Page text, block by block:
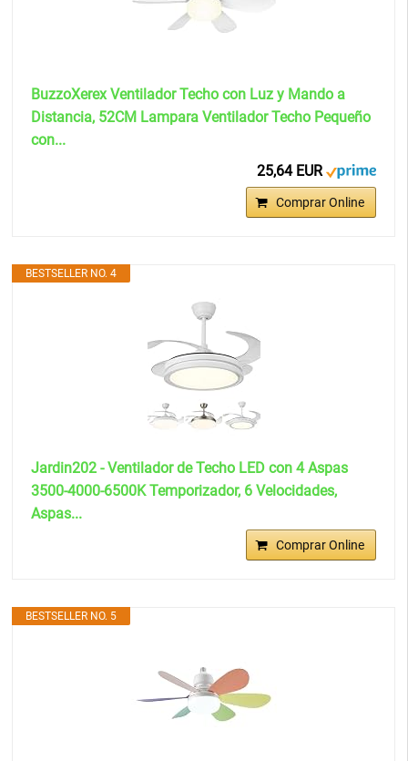
BuzzoXerex Ventilador Techo con Luz y Mando a
Distancia, 52CM Lampara Ventilador Techo Pequeño
con...
25,64 EUR
Comprar Online
BESTSELLER NO. 4
Jardin202 - Ventilador de Techo LED con 4 Aspas
3500-4000-6500K Temporizador, 6 Velocidades,
Aspas...
Comprar Online
BESTSELLER NO. 5